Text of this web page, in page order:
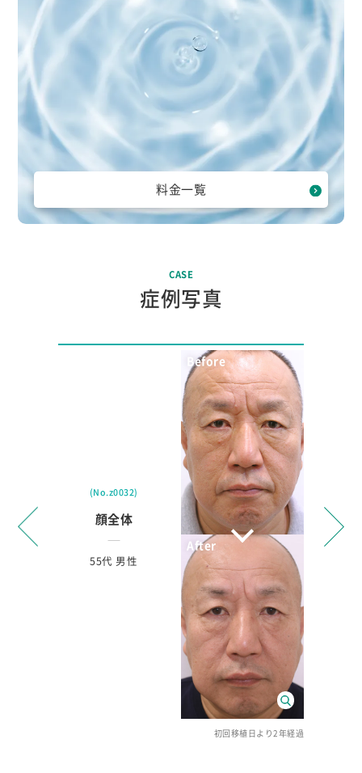
料金一覧
CASE
症例写真
(No.z0032)
顔全体
55代 男性
初回移植日より2年経過